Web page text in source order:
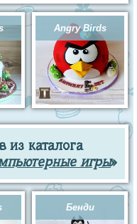
Angry Birds
из каталога
игры»
Бенди